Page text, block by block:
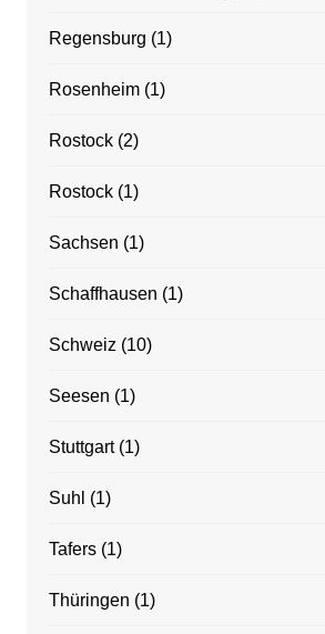
Regensburg (1)
Rosenheim(1)
Rostock(2)
Rostock(1)
Sachsen (1)
Schaffhausen (1)
Schweiz (10)
Seesen (1)
Stuttgart(1)
Suhl (1)
Tafers(1)
Thüringen (1)